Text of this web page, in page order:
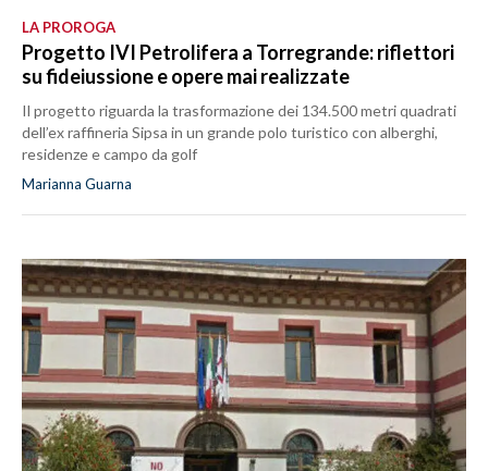
LA PROROGA
Progetto IVI Petrolifera a Torregrande: riflettori
su fideiussione e opere mai realizzate
Il progetto riguarda la trasformazione dei 134.500 metri quadrati
dell’ex raffineria Sipsa in un grande polo turistico con alberghi,
residenze e campo da golf
Marianna Guarna